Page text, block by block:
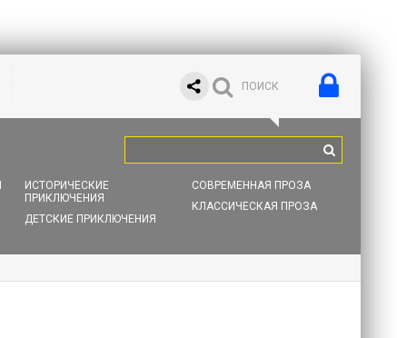
ИСТОРИЧЕСКИЕ
ПРИКЛЮЧЕНИЯ
ДЕТСКИЕ ПРИКЛЮЧЕНИЯ
СОВРЕМЕННАЯ ПРОЗА
КЛАССИЧЕСКАЯ ПРОЗА